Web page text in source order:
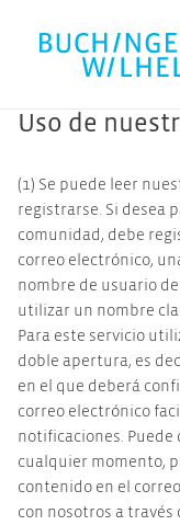
Uso de
(1) Se puede leer
registrarse. Si desea
comunidad, debe
correo electrónico,
nombre de usuario
utilizar un nombre
Para este servicio
doble apertura, es
en el que deberá
correo electrónico
notificaciones. Puede
cualquier momento,
contenido en el
con nosotros a través